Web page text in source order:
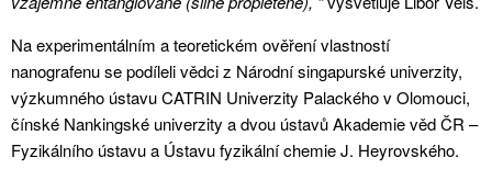
Na experimentálním a teoretickém ověření vlastností
nanografenu se podíleli vědci z Národní singapurské univerzity,
výzkumného ústavu CATRIN Univerzity Palackého v Olomouci,
čínské Nankingské univerzity a dvou ústavů Akademie věd ČR –
Fyzikálního ústavu a Ústavu fyzikální chemie J. Heyrovského.